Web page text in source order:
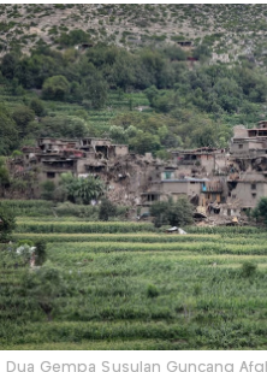
Dua Gempa Susulan Guncang